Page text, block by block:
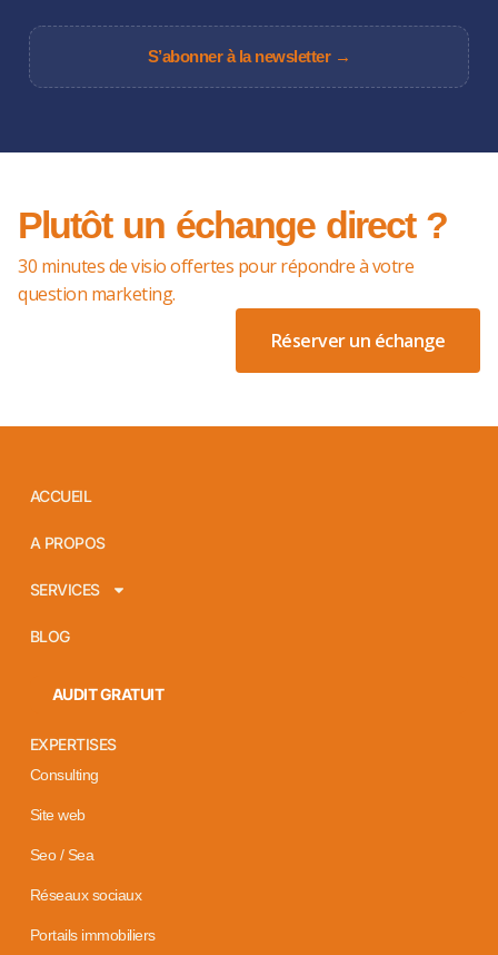
S’abonner à la newsletter →
Plutôt un échange direct ?
30 minutes de visio offertes pour répondre à votre
question marketing.
Réserver un échange
ACCUEIL
A PROPOS
SERVICES
BLOG
AUDIT GRATUIT
EXPERTISES
Consulting
Site web
Seo / Sea
Réseaux sociaux
Portails immobiliers